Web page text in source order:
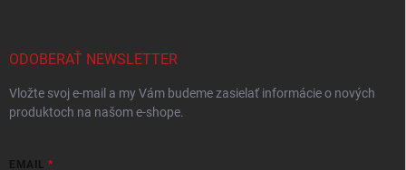
ODOBERAŤ NEWSLETTER
Vložte svoj e-mail a my Vám budeme zasielať informácie o nových
produktoch na našom e-shope.
EMAIL